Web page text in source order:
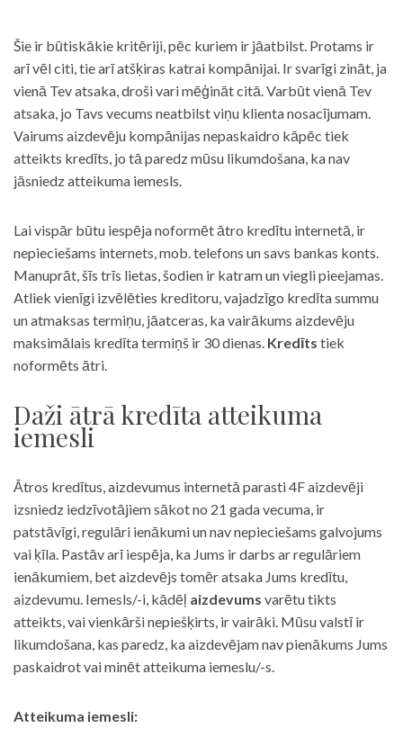
Šie ir būtiskākie kritēriji, pēc kuriem ir jāatbilst. Protams ir
arī vēl citi, tie arī atšķiras katrai kompānijai. Ir svarīgi zināt, ja
vienā Tev atsaka, droši vari mēģināt citā. Varbūt vienā Tev
atsaka, jo Tavs vecums neatbilst viņu klienta nosacījumam.
Vairums aizdevēju kompānijas nepaskaidro kāpēc tiek
atteikts kredīts, jo tā paredz mūsu likumdošana, ka nav
jāsniedz atteikuma iemesls.
Lai vispār būtu iespēja noformēt ātro kredītu internetā, ir
nepieciešams internets, mob. telefons un savs bankas konts.
Manuprāt, šīs trīs lietas, šodien ir katram un viegli pieejamas.
Atliek vienīgi izvēlēties kreditoru, vajadzīgo kredīta summu
un atmaksas termiņu, jāatceras, ka vairākums aizdevēju
maksimālais kredīta termiņš ir 30 dienas. Kredīts tiek
noformēts ātri.
Daži ātrā kredīta atteikuma
iemesli
Ātros kredītus, aizdevumus internetā parasti 4F aizdevēji
izsniedz iedzīvotājiem sākot no 21 gada vecuma, ir
patstāvīgi, regulāri ienākumi un nav nepieciešams galvojums
vai ķīla. Pastāv arī iespēja, ka Jums ir darbs ar regulāriem
ienākumiem, bet aizdevējs tomēr atsaka Jums kredītu,
aizdevumu. Iemesls/-i, kādēļ aizdevums varētu tikts
atteikts, vai vienkārši nepiešķirts, ir vairāki. Mūsu valstī ir
likumdošana, kas paredz, ka aizdevējam nav pienākums Jums
paskaidrot vai minēt atteikuma iemeslu/-s.
Atteikuma iemesli: